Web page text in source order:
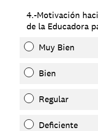
4.-Motivación
de la Educadora
Muy Bien
Bien
Regular
Deficiente